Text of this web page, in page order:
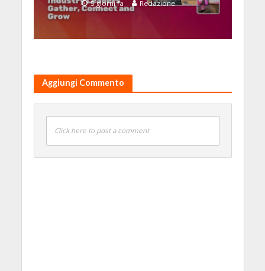
5 giorni fa Redazione
Aggiungi Commento
Click here to post a comment